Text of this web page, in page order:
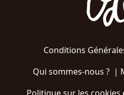
Conditions
Qui sommes-nous ?|